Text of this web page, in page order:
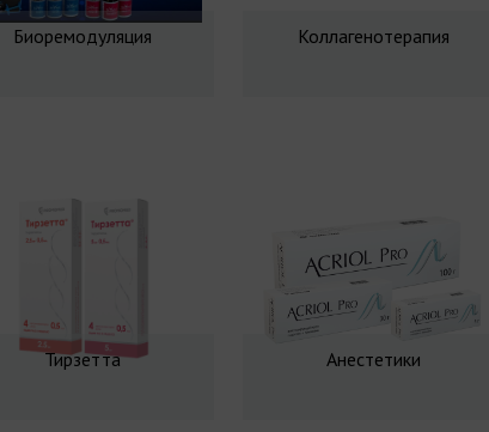
Биоремодуляция Коллагенотерапия
Тирзетта Анестетики